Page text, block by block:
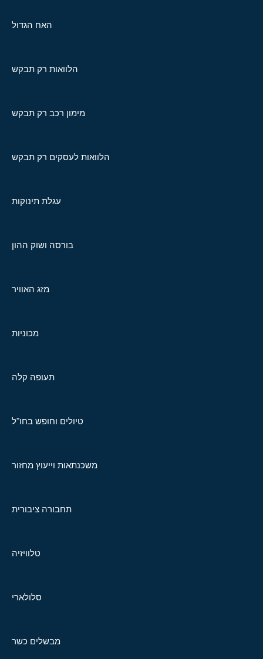
האח הגדול
הלוואות רק תבקש
מימון רכב רק תבקש
הלוואות לעסקים רק תבקש
עגלת תינוקות
בורסה ושוק ההון
מזג האוויר
מכוניות
תעופה קלה
טיולים וחופש בחו"ל
משכנתאות וייעוץ מחזור
תחבורה ציבורית
טלוויזיה
סלולארי
מבשלים כשר